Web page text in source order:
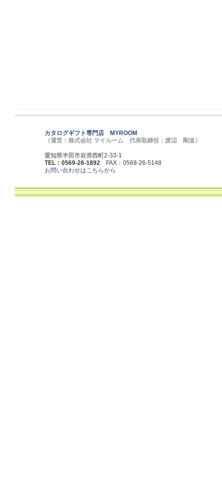
カタログギフト専門店 MYROOM
（運営：株式会社 マイルーム 代表取締役：渡辺 剛道）
愛知県半田市岩滑西町2-33-1
TEL：0569-26-1892 FAX：0569-26-5148
お問い合わせはこちらから